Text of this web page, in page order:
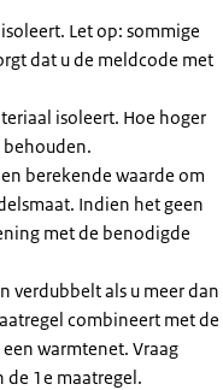
Let op: sommige
dat u de meldcode met
isoleert. Hoe hoger
behouden.
berekende waarde om
Indien het geen
met de benodigde
verdubbelt als u meer dan
combineert met de
warmtenet. Vraag
de 1e maatregel.